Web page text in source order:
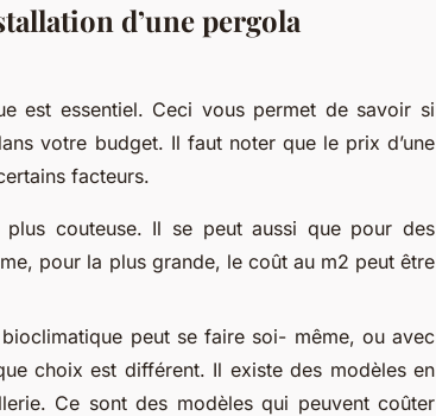
d’une pergola
est essentiel. Ceci vous permet de savoir si
votre budget. Il faut noter que le prix d’une
facteurs.
couteuse. Il se peut aussi que pour des
pour la plus grande, le coût au m2 peut être
bioclimatique peut se faire soi- même, ou avec
choix est différent. Il existe des modèles en
Ce sont des modèles qui peuvent coûter